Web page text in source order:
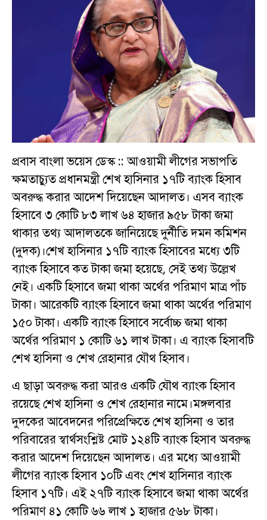
প্রবাস বাংলা ভয়েস ডেস্ক :: আওয়ামী লীগের সভাপতি
ক্ষমতাচ্যুত প্রধানমন্ত্রী শেখ হাসিনার ১৭টি ব্যাংক হিসাব
অবরুদ্ধ করার আদেশ দিয়েছেন আদালত। এসব ব্যাংক
হিসাবে ৩ কোটি ৮৩ লাখ ৬৪ হাজার ৯৫৮ টাকা জমা
থাকার তথ্য আদালতকে জানিয়েছে দুর্নীতি দমন কমিশন
(দুদক)।শেখ হাসিনার ১৭টি ব্যাংক হিসাবের মধ্যে ৩টি
ব্যাংক হিসাবে কত টাকা জমা হয়েছে, সেই তথ্য উল্লেখ
নেই। একটি হিসাবে জমা থাকা অর্থের পরিমাণ মাত্র পাঁচ
টাকা। আরেকটি ব্যাংক হিসাবে জমা থাকা অর্থের পরিমাণ
১৫০ টাকা। একটি ব্যাংক হিসাবে সর্বোচ্চ জমা থাকা
অর্থের পরিমাণ ১ কোটি ৬১ লাখ টাকা। এ ব্যাংক হিসাবটি
শেখ হাসিনা ও শেখ রেহানার যৌথ হিসাব।
এ ছাড়া অবরুদ্ধ করা আরও একটি যৌথ ব্যাংক হিসাব
রয়েছে শেখ হাসিনা ও শেখ রেহানার নামে।মঙ্গলবার
দুদকের আবেদনের পরিপ্রেক্ষিতে শেখ হাসিনা ও তার
পরিবারের স্বার্থসংশ্লিষ্ট মোট ১২৪টি ব্যাংক হিসাব অবরুদ্ধ
করার আদেশ দিয়েছেন আদালত। এর মধ্যে আওয়ামী
লীগের ব্যাংক হিসাব ১০টি এবং শেখ হাসিনার ব্যাংক
হিসাব ১৭টি। এই ২৭টি ব্যাংক হিসাবে জমা থাকা অর্থের
পরিমাণ ৪১ কোটি ৬৬ লাখ ১ হাজার ৫৬৮ টাকা।